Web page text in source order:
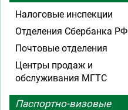
Налоговые инспекции
Отделения Сбербанка РФ
Почтовые отделения
Центры продаж и
обслуживания МГТС
Паспортно-визовые